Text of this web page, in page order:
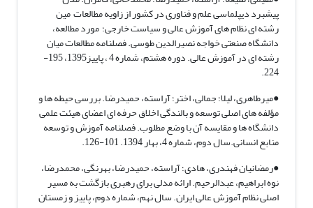
پیشبرد دیپلماسی علم و فناوری در کشور از زاویه مطالعات مین
رشته ای نظام های آموزش عالی و سیاست خارجی؛ مورد مطالعه،
دانشگاه صنعتی خواجه نصیرالدین طوسی. فصلنامه مطالعات میان
رشته ای در آموزش عالی. دوره هشتم، شماره 4 ، پاییز1395، 195-
224.
●میرطاهری، لیلا؛ جمالی، اختر؛ آراسته، حمیدرضا. بررسی حیطه ها و
مؤلفه های اصلی توسعه و بالندگی اخلاق حرفه ای اعضای هیئت علمی
دانشگاه ها و مقایسه آن با وضع مطلوب. فصلنامه آموزش و توسعه
منابع انسانی.سال دوم، شماره 4، بهار 1394. 101-126.
●رمضانیان فهندری، هادی؛ آراسته، حمیدرضا، بهرنگی، محمدرضا،
نوه ابراهیم، عبدالرحیم. ارائه مدلی برای رهبری بازگشت به مسیر
اصلی نظام آموزش عالی ایران. سال نهم، شماره دوم، پاییز و زمستان